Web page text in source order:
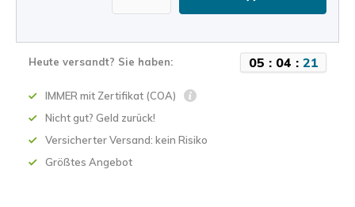
Heute versandt? Sie haben: 05 : 04 : 20
IMMER mit Zertifikat (COA)
Nicht gut? Geld zurück!
Versicherter Versand: kein Risiko
Größtes Angebot